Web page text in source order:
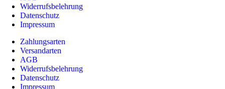
Widerrufsbelehrung
Datenschutz
Impressum
Zahlungsarten
Versandarten
AGB
Widerrufsbelehrung
Datenschutz
Impressum